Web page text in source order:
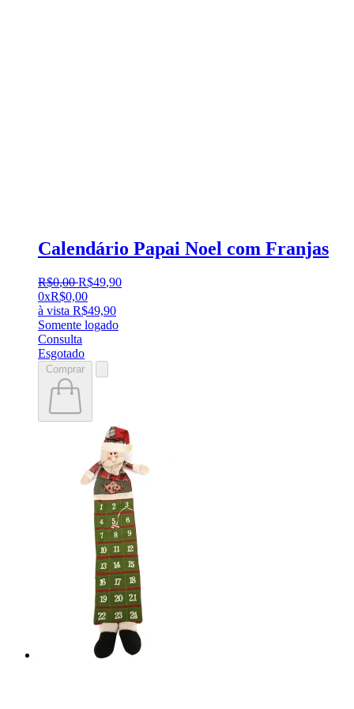
Calendário Papai Noel com Franjas
R$0,00 R$49,90
0xR$0,00
à vista R$49,90
Somente logado
Consulta
Esgotado
Comprar